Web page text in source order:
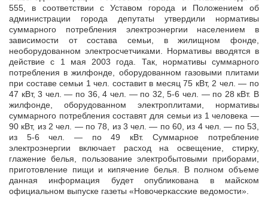
555, в соответствии с Уставом города и Положением об
администрации города депутаты утвердили нормативы
суммарного потребления электроэнергии населением в
зависимости от состава семьи, в жилищном фонде,
необорудованном электросчетчиками. Нормативы вводятся в
действие с 1 мая 2003 года. Так, нормативы суммарного
потребления в жилфонде, оборудованном газовыми плитами
при составе семьи 1 чел. составит в месяц 75 кВт, 2 чел. — по
47 кВт, 3 чел. — по 36, 4 чел. — по 32, 5-6 чел. — по 28 кВт. В
жилфонде, оборудованном электроплитами, нормативы
суммарного потребления составят для семьи из 1 человека —
90 кВт, из 2 чел. — по 78, из 3 чел. — по 60, из 4 чел. — по 53,
из 5-6 чел. — по 49 кВт. Суммарное потребление
электроэнергии включает расход на освещение, стирку,
глажение белья, пользование электробытовыми приборами,
приготовление пищи и кипячение белья. В полном объеме
данная информация будет опубликована в майском
официальном выпуске газеты «Новочеркасские ведомости».